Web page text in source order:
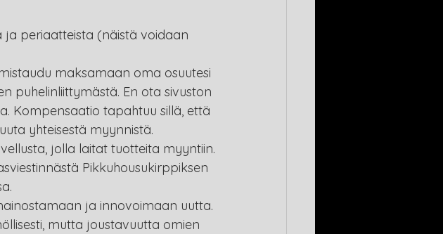
ja periaatteista (näistä voidaan
maksamaan oma osuutesi
puhelinliittymästä. En ota sivuston
Kompensaatio tapahtuu sillä, että
yhteisestä myynnistä.
jolla laitat tuotteita myyntiin.
Pikkuhousukirppiksen
ja innovoimaan uutta.
mutta joustavuutta omien